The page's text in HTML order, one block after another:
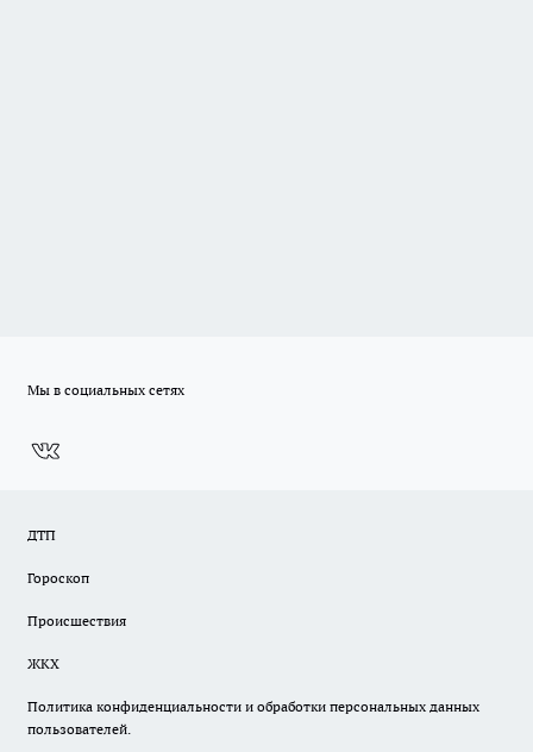
Мы в социальных сетях
ДТП
Гороскоп
Происшествия
ЖКХ
Политика конфиденциальности и обработки персональных данных
пользователей.